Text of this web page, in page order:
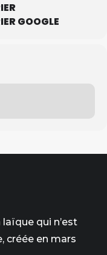
GOOGLE
qui n’est
créée en mars